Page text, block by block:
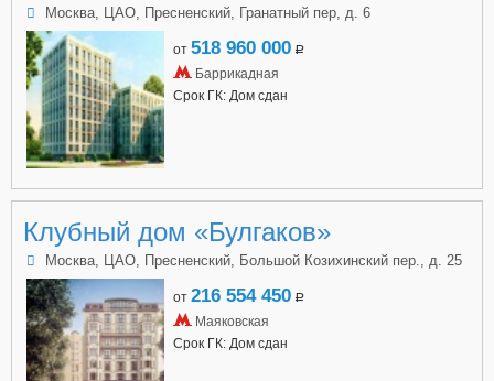
Москва, ЦАО, Пресненский, Гранатный пер, д. 6
от 518 960 000 a
Баррикадная
Срок ГК: Дом сдан
Клубный дом «Булгаков»
Москва, ЦАО, Пресненский, Большой Козихинский пер., д. 25
от 216 554 450 a
Маяковская
Срок ГК: Дом сдан